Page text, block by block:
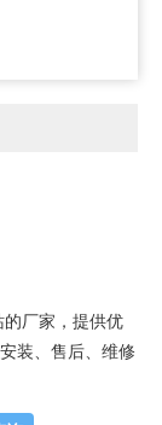
厂家，提供优
装、售后、维修